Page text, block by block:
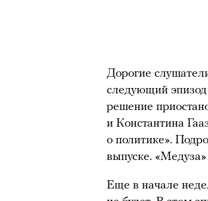
Дорогие
следующий эпизод
решение
и Константина
о политике».
выпуске.
Еще в начале